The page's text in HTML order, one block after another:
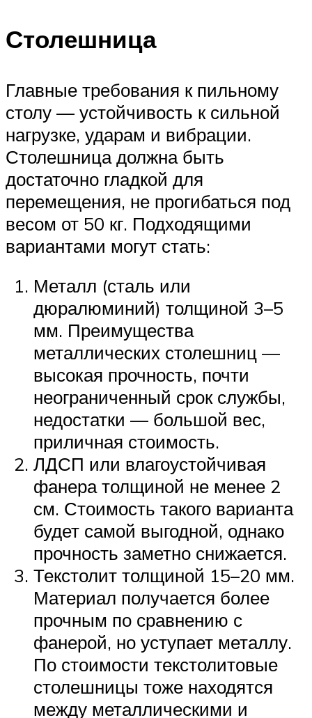
Столешница
Главные требования к пильному
столу — устойчивость к сильной
нагрузке, ударам и вибрации.
Столешница должна быть
достаточно гладкой для
перемещения, не прогибаться под
весом от 50 кг. Подходящими
вариантами могут стать:
Металл (сталь или
дюралюминий) толщиной 3–5
мм. Преимущества
металлических столешниц —
высокая прочность, почти
неограниченный срок службы,
недостатки — большой вес,
приличная стоимость.
ЛДСП или влагоустойчивая
фанера толщиной не менее 2
см. Стоимость такого варианта
будет самой выгодной, однако
прочность заметно снижается.
Текстолит толщиной 15–20 мм.
Материал получается более
прочным по сравнению с
фанерой, но уступает металлу.
По стоимости текстолитовые
столешницы тоже находятся
между металлическими и